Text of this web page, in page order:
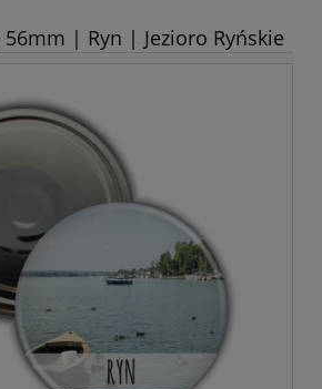
56mm | Ryn | Jezioro Ryńskie